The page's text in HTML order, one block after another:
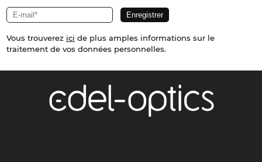
Vous trouverez ici de plus amples informations sur le
traitement de vos données personnelles.